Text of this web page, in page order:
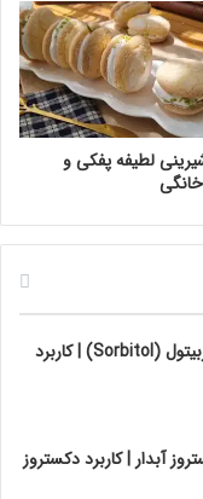
لطیفه پفکی و
قیمت فروش و خرید سوربیتول (Sorbitol) | کاربرد
آبدار | کاربرد دکستروز